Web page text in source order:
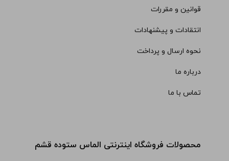
قوانین و مقررات
انتقادات و پیشنهادات
نحوه ارسال و پرداخت
درباره ما
تماس با ما
محصولات فروشگاه اینترنتی الماس ستوده قشم